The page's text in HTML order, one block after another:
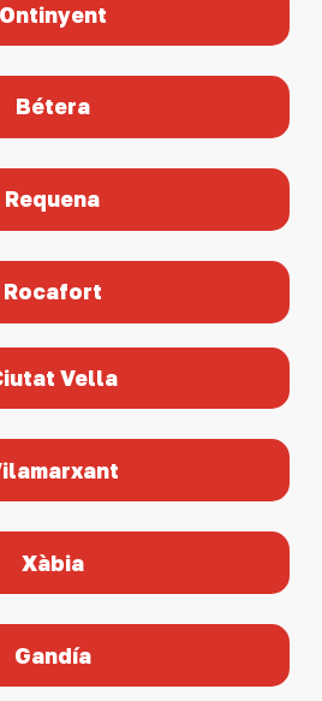
Ontinyent
Bétera
Requena
Rocafort
Vella
Xàbia
Gandía